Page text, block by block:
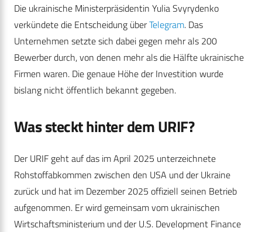
Die ukrainische Ministerpräsidentin Yulia Svyrydenko
verkündete die Entscheidung überTelegram. Das
Unternehmen setzte sich dabei gegen mehr als 200
Bewerber durch, von denen mehr als die Hälfte ukrainische
Firmen waren. Die genaue Höhe der Investition wurde
bislang nicht öffentlich bekannt gegeben.
Was steckt hinter demURIF?
Der URIF geht auf das im April 2025 unterzeichnete
Rohstoffabkommen zwischen den USA und der Ukraine
zurück und hat im Dezember 2025 offiziell seinen Betrieb
aufgenommen. Er wird gemeinsam vom ukrainischen
Wirtschaftsministerium und der U.S. Development Finance